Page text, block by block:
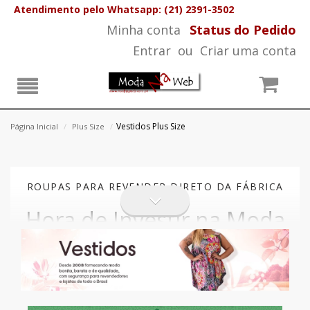
Atendimento pelo Whatsapp: (21) 2391-3502
Minha conta
Status do Pedido
Entrar ou Criar uma conta
Página Inicial / Plus Size / Vestidos Plus Size
ROUPAS PARA REVENDER DIRETO DA FÁBRICA
Hora de Investir na Moda
e Ganhar Dinheiro